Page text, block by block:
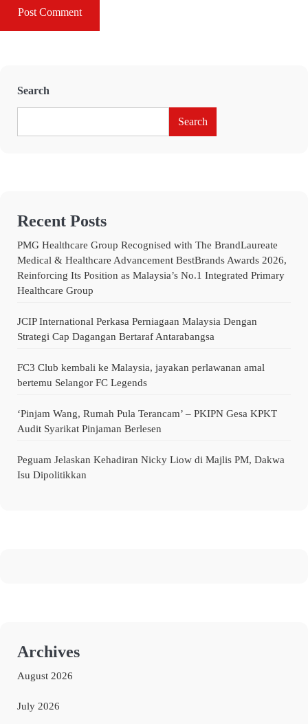
Search
Search
Recent Posts
PMG Healthcare Group Recognised with The BrandLaureate
Medical & Healthcare Advancement BestBrands Awards 2026,
Reinforcing Its Position as Malaysia’s No.1 Integrated Primary
Healthcare Group
JCIP International Perkasa Perniagaan Malaysia Dengan
Strategi Cap Dagangan Bertaraf Antarabangsa
FC3 Club kembali ke Malaysia, jayakan perlawanan amal
bertemu Selangor FC Legends
‘Pinjam Wang, Rumah Pula Terancam’ – PKIPN Gesa KPKT
Audit Syarikat Pinjaman Berlesen
Peguam Jelaskan Kehadiran Nicky Liow di Majlis PM, Dakwa
Isu Dipolitikkan
Archives
August 2026
July 2026